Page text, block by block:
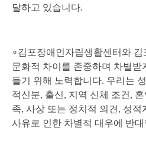
달하고 있습니다.
∘김포장애인자립생활센터와
문화적 차이를 존중하며 차별받
들기 위해 노력합니다. 우리는
적신분, 출신, 지역 신체 조건,
족, 사상 또는 정치적 의견, 성
사유로 인한 차별적 대우에 반대